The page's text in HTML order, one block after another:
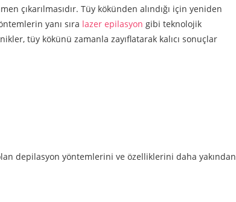
çıkarılmasıdır. Tüy kökünden alındığı için yeniden
yanı sıra lazer epilasyon gibi teknolojik
tüy kökünü zamanla zayıflatarak kalıcı sonuçlar
depilasyon yöntemlerini ve özelliklerini daha yakından